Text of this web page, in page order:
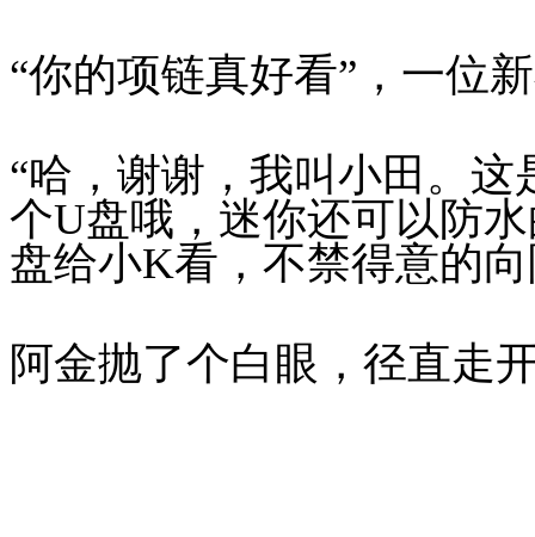
“你的项链真好看”，一位
“哈，谢谢，我叫小田。
个U盘哦，迷你还可以防
盘给小K看，不禁得意的
阿金抛了个白眼，径直走